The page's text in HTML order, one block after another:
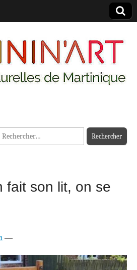
Rechercher :
fait son lit, on se
—